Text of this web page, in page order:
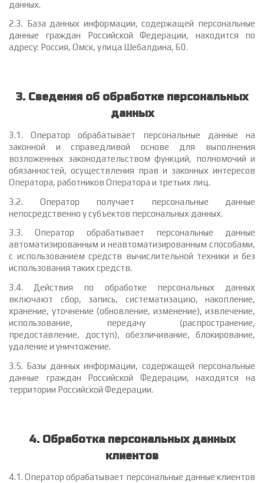
данных.
2.3. База данных информации, содержащей персональные
данные граждан Российской Федерации, находится по
адресу: Россия, Омск, улица Шебалдина, 60.
3. Сведения об обработке персональных
данных
3.1. Оператор обрабатывает персональные данные на
законной и справедливой основе для выполнения
возложенных законодательством функций, полномочий и
обязанностей, осуществления прав и законных интересов
Оператора, работников Оператора и третьих лиц.
3.2. Оператор получает персональные данные
непосредственно у субъектов персональных данных.
3.3. Оператор обрабатывает персональные данные
автоматизированным и неавтоматизированным способами,
с использованием средств вычислительной техники и без
использования таких средств.
3.4. Действия по обработке персональных данных
включают сбор, запись, систематизацию, накопление,
хранение, уточнение (обновление, изменение), извлечение,
использование, передачу (распространение,
предоставление, доступ), обезличивание, блокирование,
удаление и уничтожение.
3.5. Базы данных информации, содержащей персональные
данные граждан Российской Федерации, находятся на
территории Российской Федерации.
4. Обработка персональных данных
клиентов
4.1. Оператор обрабатывает персональные данные клиентов